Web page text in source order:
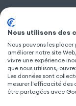
Nous utilisons des
Nous pouvons les
améliorer notre site
vivre une expérience
que nous utilisons,
Les données sont
mesurer l'efficacité des
être partagées avec